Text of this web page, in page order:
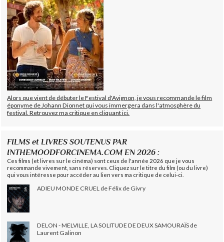
Alors que vient de débuter le Festival d'Avignon, je vous recommande le film
éponyme de Johann Dionnet qui vous immergera dans l'atmosphère du
festival. Retrouvez ma critique en cliquant ici.
FILMS et LIVRES SOUTENUS PAR
INTHEMOODFORCINEMA.COM EN 2026 :
Ces films (et livres sur le cinéma) sont ceux de l'année 2026 que je vous
recommande vivement, sans réserves. Cliquez sur le titre du film (ou du livre)
qui vous intéresse pour accéder au lien vers ma critique de celui-ci.
ADIEU MONDE CRUEL de Félix de Givry
DELON - MELVILLE, LA SOLITUDE DE DEUX SAMOURAÏS de
Laurent Galinon